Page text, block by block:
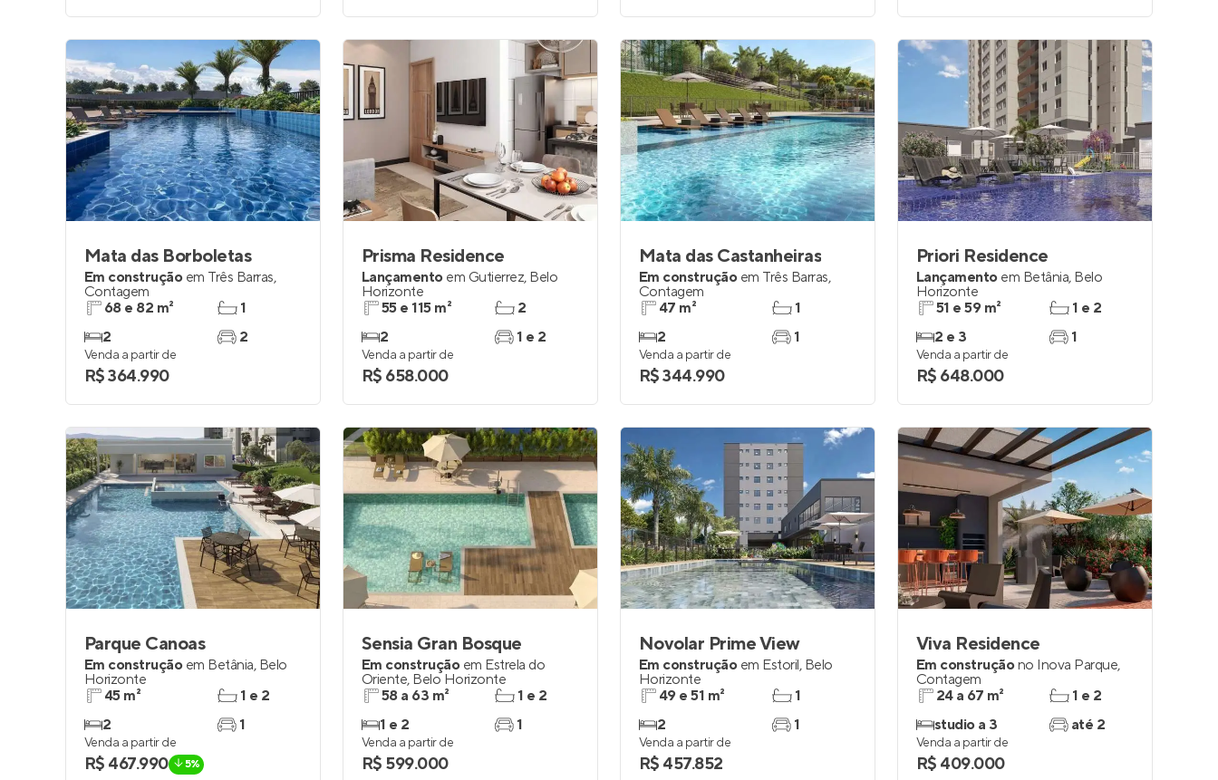
Mata das Borboletas
Em construção em Três Barras,
Contagem
68 e 82 m²
2
1
2
Venda a partir de
R$ 364.990
Prisma Residence
Lançamento em Gutierrez, Belo
Horizonte
55 e 115 m²
2
2
1 e 2
Venda a partir de
R$ 658.000
Mata das Castanheiras
Em construção em Três Barras,
Contagem
47 m²
2
1
1
Venda a partir de
R$ 344.990
Priori Residence
Lançamento em Betânia, Belo
Horizonte
51 e 59 m²
2 e 3
1 e 2
1
Venda a partir de
R$ 648.000
Parque Canoas
Em construção em Betânia, Belo
Horizonte
45 m²
2
1 e 2
1
Venda a partir de
R$ 467.990 5%
Sensia Gran Bosque
Em construção em Estrela do
Oriente, Belo Horizonte
58 a 63 m²
1 e 2
1 e 2
1
Venda a partir de
R$ 599.000
Novolar Prime View
Em construção em Estoril, Belo
Horizonte
49 e 51 m²
2
1
1
Venda a partir de
R$ 457.852
Viva Residence
Em construçãono Inova Parque,
Contagem
24 a 67 m²
studio a 3
1 e 2
até 2
Venda a partir de
R$ 409.000